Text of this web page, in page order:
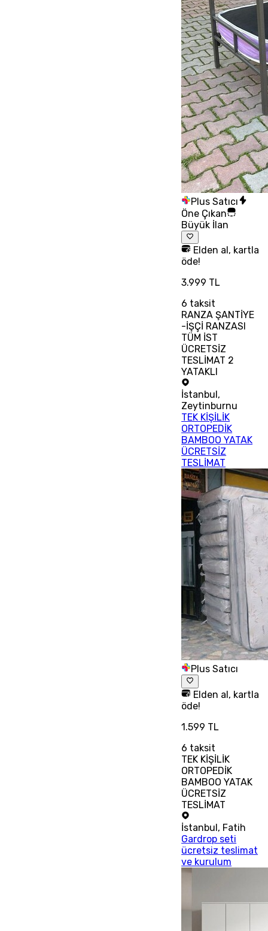
Plus Satıcı
Öne Çıkan
Büyük İlan
Elden al, kartla
öde!
3.999 TL
6 taksit
RANZA ŞANTİYE
-İŞÇİ RANZASI
TÜM İST
ÜCRETSİZ
TESLİMAT 2
YATAKLI
İstanbul ,
Zeytinburnu
TEK KİŞİLİK
ORTOPEDİK
BAMBOO YATAK
ÜCRETSİZ
TESLİMAT
Plus Satıcı
Elden al, kartla
öde!
1.599 TL
6 taksit
TEK KİŞİLİK
ORTOPEDİK
BAMBOO YATAK
ÜCRETSİZ
TESLİMAT
İstanbul, Fatih
Gardrop seti
ücretsiz teslimat
ve kurulum